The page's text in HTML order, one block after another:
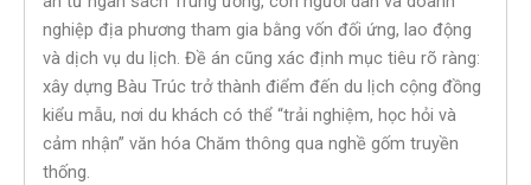
nghiệp địa phương tham gia bằng vốn đối ứng, lao động
và dịch vụ du lịch. Đề án cũng xác định mục tiêu rõ ràng:
xây dựng Bàu Trúc trở thành điểm đến du lịch cộng đồng
kiểu mẫu, nơi du khách có thể “trải nghiệm, học hỏi và
cảm nhận” văn hóa Chăm thông qua nghề gốm truyền
thống.